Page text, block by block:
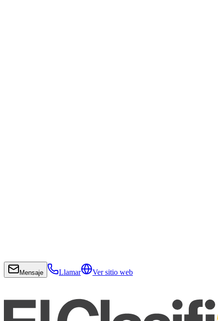
Mensaje Llamar Ver sitio web